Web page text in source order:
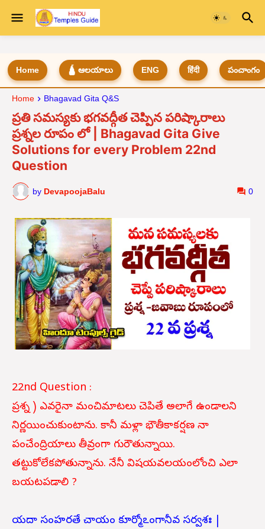
Home 🛕 ఆలయాలు ENG हिंदी పంచాంగం
Home Bhagavad Gita Q&S
ప్రతి సమస్యకు భగవద్గీత చెప్పిన పరిష్కారాలు
ప్రశ్నల రూపం లో | Bhagavad Gita Give
Solutions for every Problem 22nd
Question
by DevapoojaBalu 0
22nd Question :
ప్రశ్న ) ఎవరైనా మంచిమాటలు చెపితే అలాగే ఉండాలని
నిర్ణయించుకుంటాను. కానీ మళ్లా భౌతీకాకర్షణ నా
పంచేంద్రియాలు తీవ్రంగా గురౌతున్నాయి.
తట్టుకోలేకపోతున్నాను. నేనీ విషయవలయంలోంచి ఎలా
బయటపడాలి ?
యదా సంహరతే చాయం కూర్మోఽంగానీవ సర్వశః |